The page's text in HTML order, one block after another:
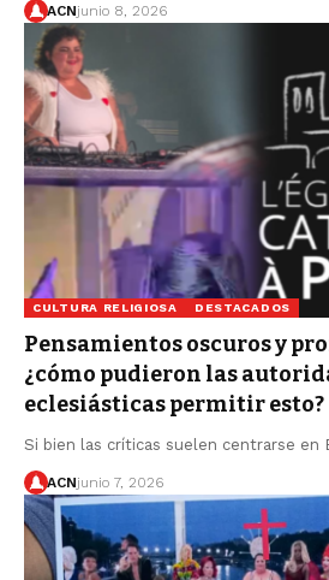
ACNjunio 8, 2026
CULTURA RELIGIOSA DESTACADOS
Pensamientos oscuros y
¿cómo pudieron las
eclesiásticas permitir esto?
Si bien las críticas suelen centrarse en
ACNjunio 7, 2026